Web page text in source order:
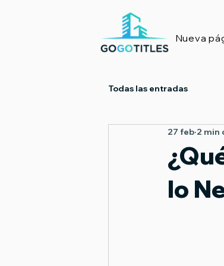
Nueva
Todas las entradas
lo
27 feb 2 min